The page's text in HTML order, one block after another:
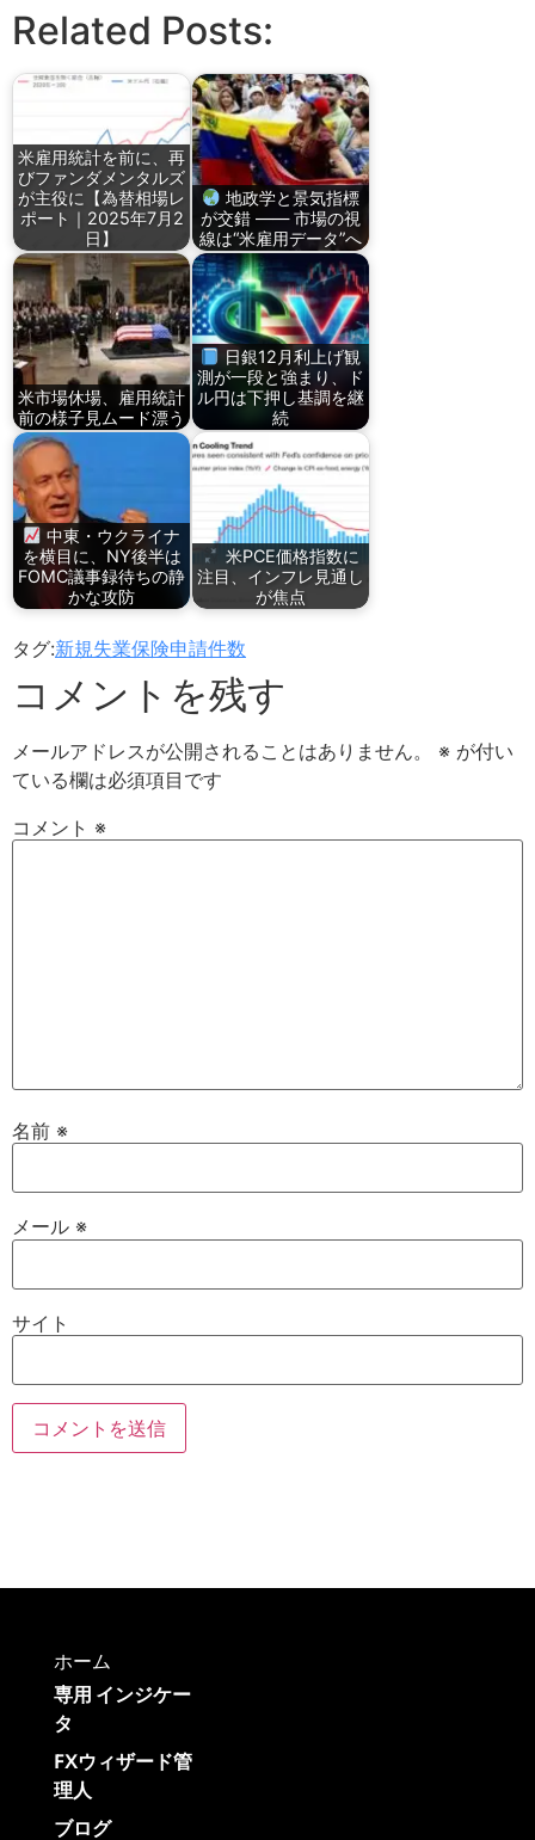
Related Posts:
米雇用統計を前に、再
びファンダメンタルズ
が主役に【為替相場レ
ポート｜2025年7月2
日】
地政学と景気指標
が交錯 —— 市場の視
線は“米雇用データ”へ
米市場休場、雇用統計
前の様子見ムード漂う
日銀12月利上げ観
測が一段と強まり、ド
ル円は下押し基調を継
続
中東・ウクライナ
を横目に、NY後半は
FOMC議事録待ちの静
かな攻防
米PCE価格指数に
注目、インフレ見通し
が焦点
タグ:新規失業保険申請件数
コメントを残す
メールアドレスが公開されることはありません。 ※ が付い
ている欄は必須項目です
コメント ※
名前 ※
メール ※
サイト
ホーム
専用 インジケー
タ
FXウィザード管
理人
ブログ